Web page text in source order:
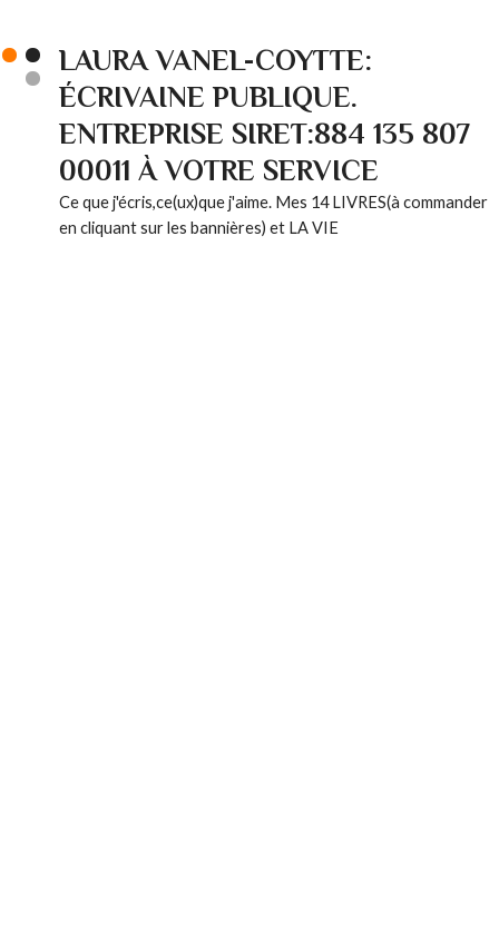
LAURA VANEL-COYTTE:
ÉCRIVAINE PUBLIQUE.
ENTREPRISE SIRET:884 135 807
00011 À VOTRE SERVICE
Ce que j'écris,ce(ux)que j'aime. Mes 14 LIVRES(à commander
en cliquant sur les bannières) et LA VIE